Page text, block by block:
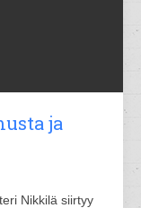
ja
Nikkilä siirtyy